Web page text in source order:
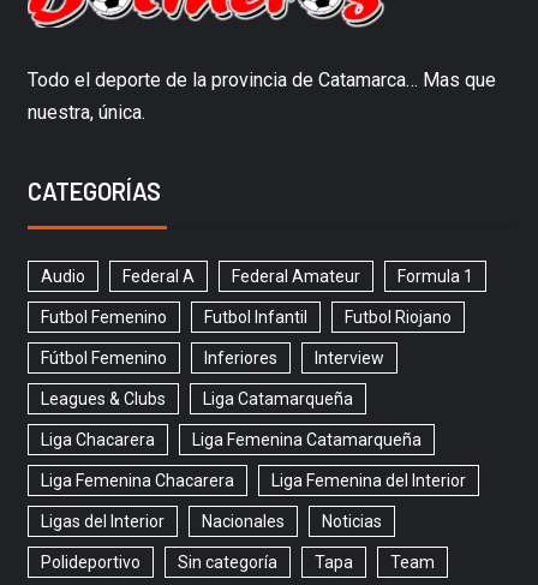
Todo el deporte de la provincia de Catamarca… Mas que
nuestra, única.
CATEGORÍAS
Audio Federal A Federal Amateur Formula 1
Futbol Femenino Futbol Infantil Futbol Riojano
Fútbol Femenino Inferiores Interview
Leagues & Clubs Liga Catamarqueña
Liga Chacarera Liga Femenina Catamarqueña
Liga Femenina Chacarera Liga Femenina del Interior
Ligas del Interior Nacionales Noticias
Polideportivo Sin categoría Tapa Team